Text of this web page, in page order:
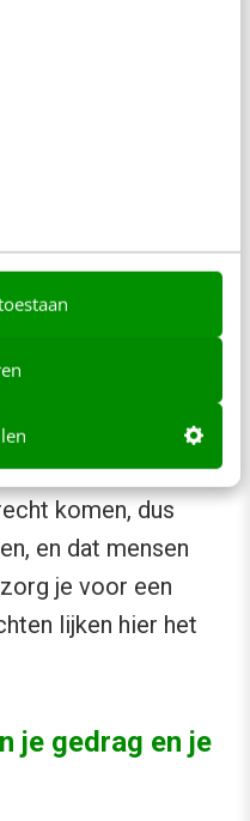
dan gefeatured
extra manier om
volgers.
of alleen video
Stories van
komen, dus
en dat mensen
je voor een
lijken hier het
je gedrag en je